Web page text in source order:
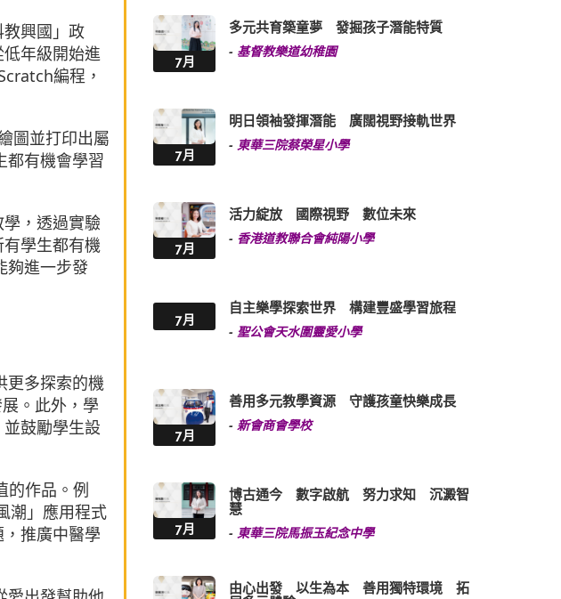
興國」政
年級開始進
編程，
圖並打印出屬
都有機會學習
，透過實驗
學生都有機
夠進一步發
更多探索的機
。此外，學
鼓勵學生設
的作品。例
潮」應用程式
推廣中醫學
7月
多元共育築童夢 發掘孩子潛能特質
- 基督教樂道幼稚園
7月
明日領袖發揮潛能 廣闊視野接軌世界
-東華三院蔡榮星小學
7月
活力綻放 國際視野 數位未來
- 香港道教聯合會純陽小學
7月
自主樂學探索世界 構建豐盛學習旅程
-聖公會天水圍靈愛小學
7月
善用多元教學資源 守護孩童快樂成長
-新會商會學校
7月
博古通今 數字啟航 努力求知 沉澱智
慧
-東華三院馬振玉紀念中學
由心出發 以生為本 善用獨特環境 拓